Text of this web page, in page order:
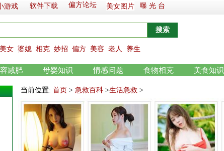
减肥 母婴知识 情感问题 食物相克 美食知识
软件下载
游戏 偏方论坛 美女图片 曝 光 台
美女 婆媳 相克 妙招 偏方 美容 老人 养生
当前位置: 首页 > 急救百科 >生活急救 >